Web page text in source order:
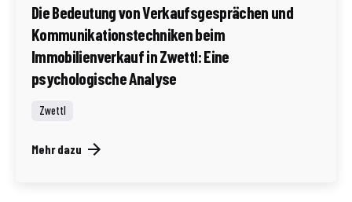
Die Bedeutung von Verkaufsgesprächen und
Kommunikationstechniken beim
Immobilienverkauf in Zwettl: Eine
psychologische Analyse
Zwettl
Mehr dazu